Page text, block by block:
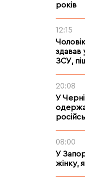
років
12:15
здавав
ЗСУ,
20:08
У
08:00
У
жінку,